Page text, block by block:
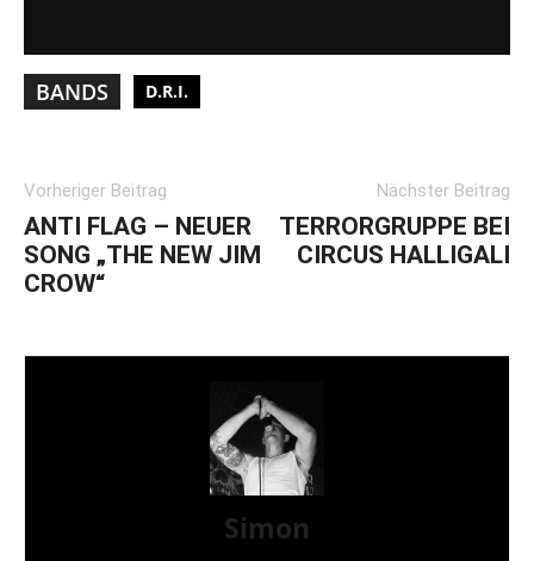
BANDS D.R.I.
Vorheriger Beitrag
ANTI FLAG – NEUER
SONG „THE NEW JIM
CROW“
Nächster Beitrag
TERRORGRUPPE BEI
CIRCUS HALLIGALI
Simon